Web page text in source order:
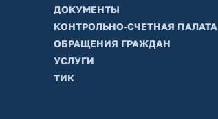
ДОКУМЕНТЫ
КОНТРОЛЬНО-СЧЕТНАЯ ПАЛАТА
ОБРАЩЕНИЯ ГРАЖДАН
УСЛУГИ
ТИК